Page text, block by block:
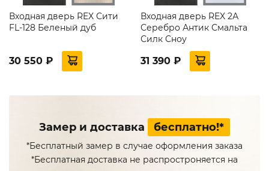
Входная дверь REX Сити
FL-128 Беленый дуб
30 550 ₽
Входная дверь REX 2А
Серебро Антик Смальта
Силк Сноу
31 390 ₽
Замер и доставка бесплатно!*
*Бесплатный замер в случае оформления заказа
*Бесплатная доставка не распростроняется на